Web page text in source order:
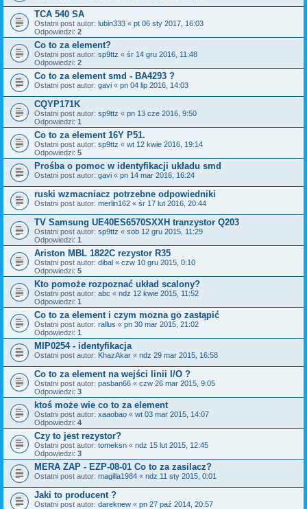
TCA 540 SA
Ostatni post autor: lubin333 « pt 06 sty 2017, 16:03
Odpowiedzi: 2
Co to za element?
Ostatni post autor: sp9ttz « śr 14 gru 2016, 11:48
Odpowiedzi: 2
Co to za element smd - BA4293 ?
Ostatni post autor: gavi « pn 04 lip 2016, 14:03
CQYP171K
Ostatni post autor: sp9ttz « pn 13 cze 2016, 9:50
Odpowiedzi: 1
Co to za element 16Y P51.
Ostatni post autor: sp9ttz « wt 12 kwie 2016, 19:14
Odpowiedzi: 5
Prośba o pomoc w identyfikacji układu smd
Ostatni post autor: gavi « pn 14 mar 2016, 16:24
ruski wzmacniacz potrzebne odpowiedniki
Ostatni post autor: merlin162 « śr 17 lut 2016, 20:44
TV Samsung UE40ES6570SXXH tranzystor Q203
Ostatni post autor: sp9ttz « sob 12 gru 2015, 11:29
Odpowiedzi: 1
Ariston MBL 1822C rezystor R35
Ostatni post autor: dibal « czw 10 gru 2015, 0:10
Odpowiedzi: 5
Kto pomoże rozpoznać układ scalony?
Ostatni post autor: abc « ndz 12 kwie 2015, 11:52
Odpowiedzi: 1
Co to za element i czym mozna go zastąpić
Ostatni post autor: rallus « pn 30 mar 2015, 21:02
Odpowiedzi: 1
MIP0254 - identyfikacja
Ostatni post autor: KhazAkar « ndz 29 mar 2015, 16:58
Co to za element na wejści linii I/O ?
Ostatni post autor: pasban66 « czw 26 mar 2015, 9:05
Odpowiedzi: 3
ktoś może wie co to za element
Ostatni post autor: xaaobao « wt 03 mar 2015, 14:07
Odpowiedzi: 4
Czy to jest rezystor?
Ostatni post autor: tomeksn « ndz 15 lut 2015, 12:45
Odpowiedzi: 3
MERA ZAP - EZP-08-01 Co to za zasilacz?
Ostatni post autor: magilla1984 « ndz 11 sty 2015, 0:01
Jaki to producent ?
Ostatni post autor: dareknew « pn 27 paź 2014, 20:57